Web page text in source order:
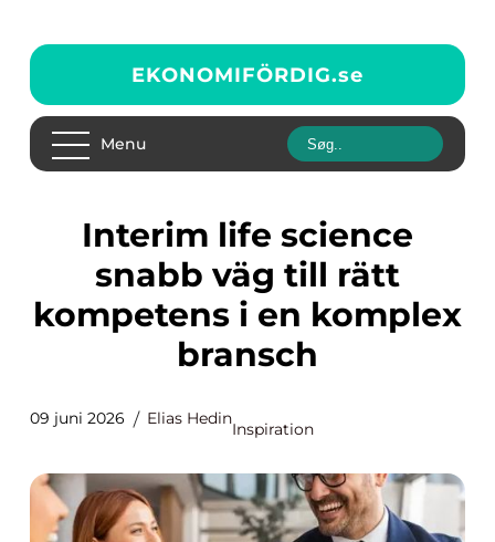
EKONOMIFÖRDIG.se
Menu
Interim life science
snabb väg till rätt
kompetens i en komplex
bransch
09 juni 2026 Elias Hedin
Inspiration